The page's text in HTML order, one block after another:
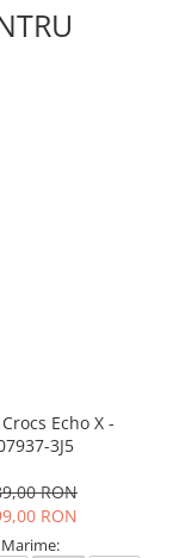
Echo X -
3J5
RON
RON
Marime: